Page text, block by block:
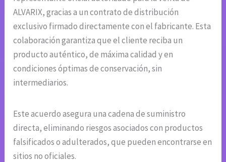
ALVARIX, gracias a un contrato de distribución
exclusivo firmado directamente con el fabricante. Esta
colaboración garantiza que el cliente reciba un
producto auténtico, de máxima calidad y en
condiciones óptimas de conservación, sin
intermediarios.
Este acuerdo asegura una cadena de suministro
directa, eliminando riesgos asociados con productos
falsificados o adulterados, que pueden encontrarse en
sitios no oficiales.